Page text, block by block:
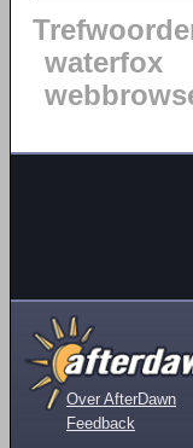
waterfox
Over AfterDawn
Feedback